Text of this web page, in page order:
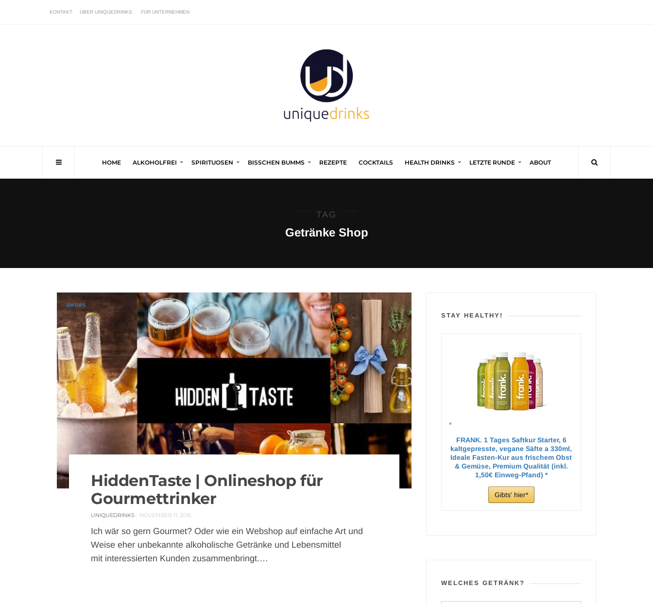
KONTAKT ÜBER UNIQUEDRINKS. FÜR UNTERNEHMEN
HOME ALKOHOLFREI SPIRITUOSEN BISSCHEN BUMMS REZEPTE COCKTAILS HEALTH DRINKS LETZTE RUNDE ABOUT
TAG
Getränke Shop
SHOPS
0 COMMENT 1125 VIEWS
HiddenTaste | Onlineshop für
Gourmettrinker
UNIQUEDRINKS NOVEMBER 11, 2016
Ich wär so gern Gourmet? Oder wie ein Webshop auf einfache Art und
Weise eher unbekannte alkoholische Getränke und Lebensmittel
mit interessierten Kunden zusammenbringt.…
STAY HEALTHY!
FRANK. 1 Tages Saftkur Starter, 6
kaltgepresste, vegane Säfte a 330ml,
Ideale Fasten-Kur aus frischem Obst
& Gemüse, Premium Qualität (inkl.
1,50€ Einweg-Pfand)
Gibts' hier
WELCHES GETRÄNK?